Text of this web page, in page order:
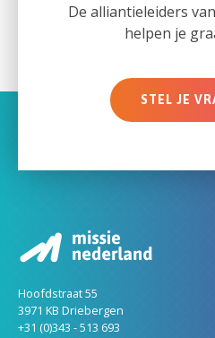
De alliantieleiders
helpen je
STEL JE
Hoofdstraat 55
3971 KB Driebergen
+31 (0)343 - 513 693